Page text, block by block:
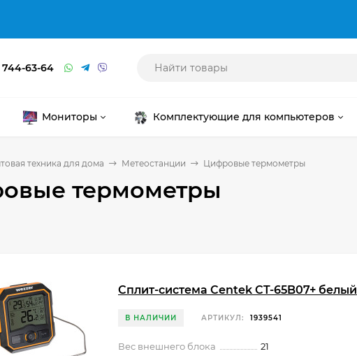
744-63-64
Мониторы Комплектующие для компьютеров
техника для дома Метеостанции Цифровые термометры
термометры
Сплит-система Centek CT-65B07+ белый
В НАЛИЧИИ АРТИКУЛ: 1939541
Вес внешнего блока
21